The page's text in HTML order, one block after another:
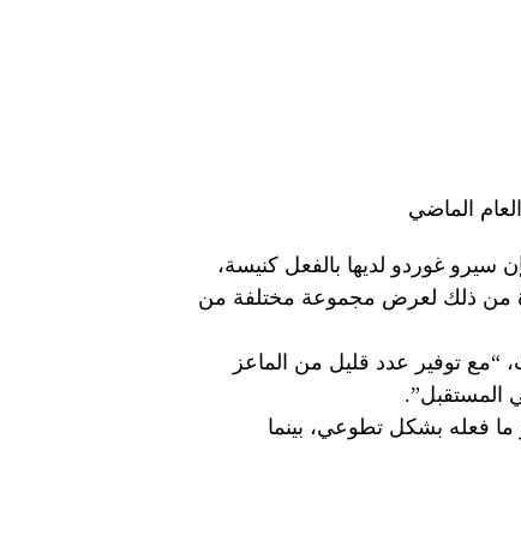
سيرو غوردو لديها بالفعل كنيسة،
من ذلك لعرض مجموعة مختلفة من
توفير عدد قليل من الماعز
المستقبل”.
فعله بشكل تطوعي، بينما